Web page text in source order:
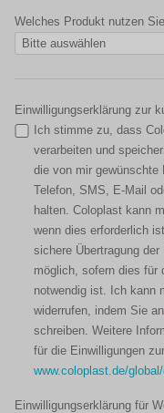
Welches Produkt nutzen
Einwilligungserklärung zur
Ich stimme zu, dass
verarbeiten und
die von mir gewünschte
Telefon, SMS, E-Mail
halten. Coloplast kann
wenn dies erforderlich
sichere Übertragung
möglich, sofern dies für
notwendig ist. Ich kann
widerrufen, indem Sie an
schreiben. Weitere Informationen finden Sie in unseren Hinweisen
für die Einwilligungen
www.coloplast.de/
Einwilligungserklärung für